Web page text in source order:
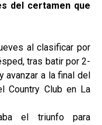
del certamen que
al clasificar por
tras batir por 2-
a la final del
Country Club en La
el triunfo para